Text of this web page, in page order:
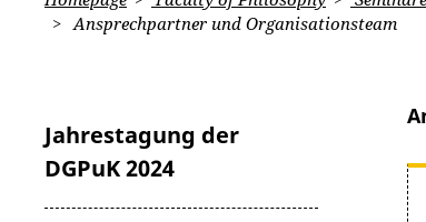
Ansprechpartner und Organisationsteam
Jahrestagung der
DGPuK 2024